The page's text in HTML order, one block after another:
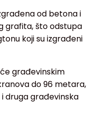
od betona i
grafita, što odstupa
koji su izgrađeni
građevinskim
do 96 metara,
druga građevinska